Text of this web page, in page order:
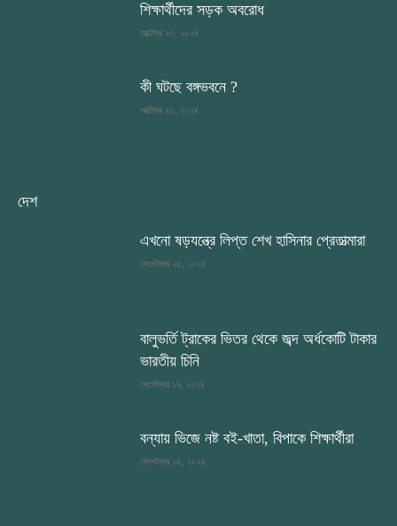
শিক্ষার্থীদের সড়ক অবরোধ
অক্টোবর ২৩, ২০২৪
কী ঘটছে বঙ্গভবনে ?
অক্টোবর ২৩, ২০২৪
দেশ
এখনো ষড়যন্ত্রে লিপ্ত শেখ হাসিনার প্রেতাত্মারা
সেপ্টেম্বর ২৫, ২০২৪
বালুভর্তি ট্রাকের ভিতর থেকে জব্দ অর্ধকোটি টাকার
ভারতীয় চিনি
সেপ্টেম্বর ১৯, ২০২৪
বন্যায় ভিজে নষ্ট বই-খাতা, বিপাকে শিক্ষার্থীরা
সেপ্টেম্বর ১৫, ২০২৪